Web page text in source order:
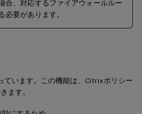
合、対応するファイアウォールルー
必要があります。
ています。この機能は、Citrixポリシー
ます。